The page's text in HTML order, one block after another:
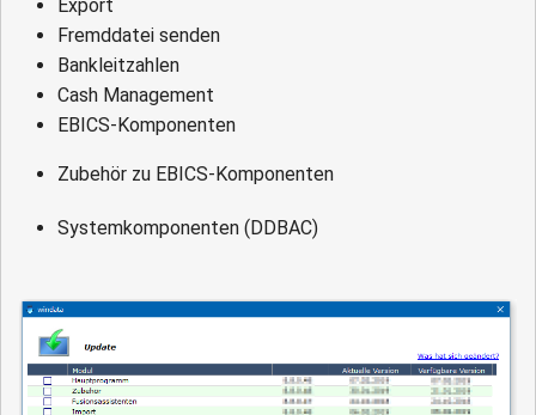
Export
Fremddatei senden
Bankleitzahlen
Cash Management
EBICS-Komponenten
Zubehör zu EBICS-Komponenten
Systemkomponenten (DDBAC)